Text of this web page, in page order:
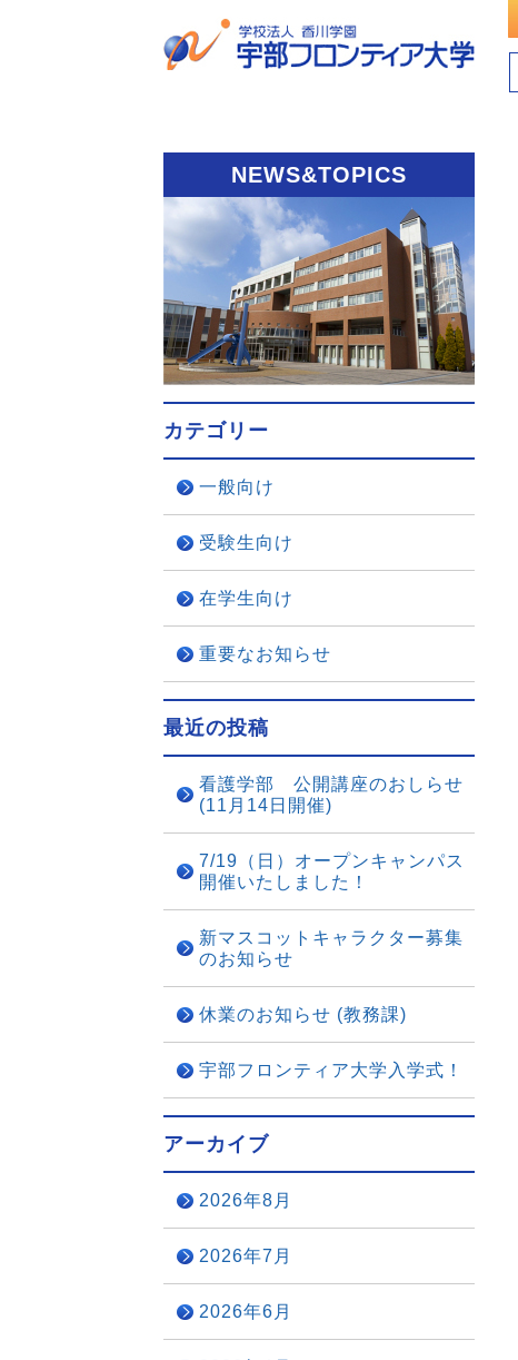
NEWS&TOPICS
カテゴリー
一般向け
受験生向け
在学生向け
重要なお知らせ
最近の投稿
看護学部 公開講座のおしらせ
(11月14日開催)
7/19（日）オープンキャンパス
開催いたしました！
新マスコットキャラクター募集
のお知らせ
休業のお知らせ (教務課)
宇部フロンティア大学入学式！
アーカイブ
2026年8月
2026年7月
2026年6月